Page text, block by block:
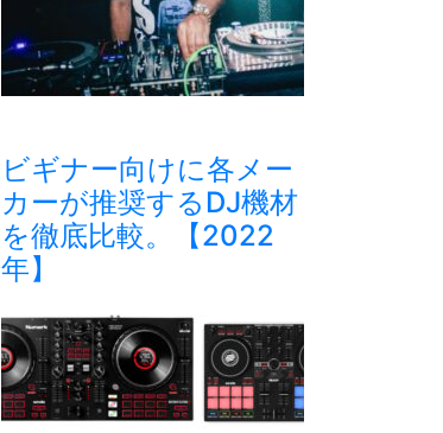
ビギナー向けに各メー
カーが推奨するDJ機材
を徹底比較。【2022
年】